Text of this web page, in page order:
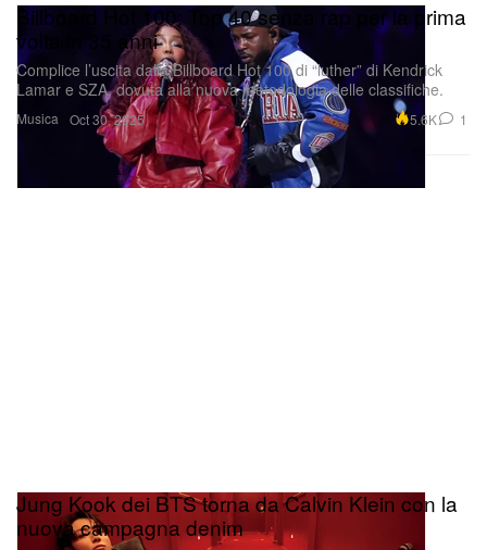
Musica
Billboard Hot 100: Top 40 senza rap per la prima
volta in 35 anni
Complice l’uscita dalla Billboard Hot 100 di “luther” di Kendrick
Lamar e SZA, dovuta alla nuova metodologia delle classifiche.
Oct 30, 2025 5.6K 1
Jung Kook dei BTS torna da Calvin Klein con la
nuova campagna denim